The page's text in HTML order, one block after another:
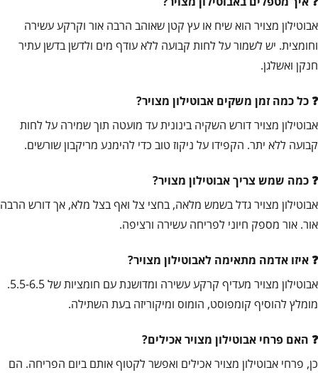
אבוטילון מצויר הוא שיח או עץ קטן שאוהב הרבה אור וקרקע עשירה
וחומצית. יש לשמור על לחות קבועה ללא עודף מים ולדשן בדשן עתיר
חנקן ואשלגן.
כל כמה זמן משקים אבוטילון מצויר?
אבוטילון מצויר דורש השקיה בינונית עד מועטה תוך שמירה על לחות
קבועה ללא יתר. הקפידו על ניקוז טוב כדי להימנע מריקבון שורשים.
כמה שמש צריך אבוטילון מצויר?
אבוטילון מצויר גדל בשמש מלאה, בחצי צל ואף בצל מלא, אך דורש הרבה
אור. אור מספק חיוני לפריחה עשירה ורציפה.
איזו אדמה מתאימה לאבוטילון מצויר?
אבוטילון מצויר מעדיף קרקע עשירה ומדושנת עם חומציות של 5.5-6.5.
מומלץ להוסיף קומפוסט, הומוס ומיקוריזה בעת השתילה.
האם פרחי אבוטילון מצויר אכילים?
כן, פרחי אבוטילון מצויר אכילים ואפשר לקטוף אותם ביום הפריחה. הם